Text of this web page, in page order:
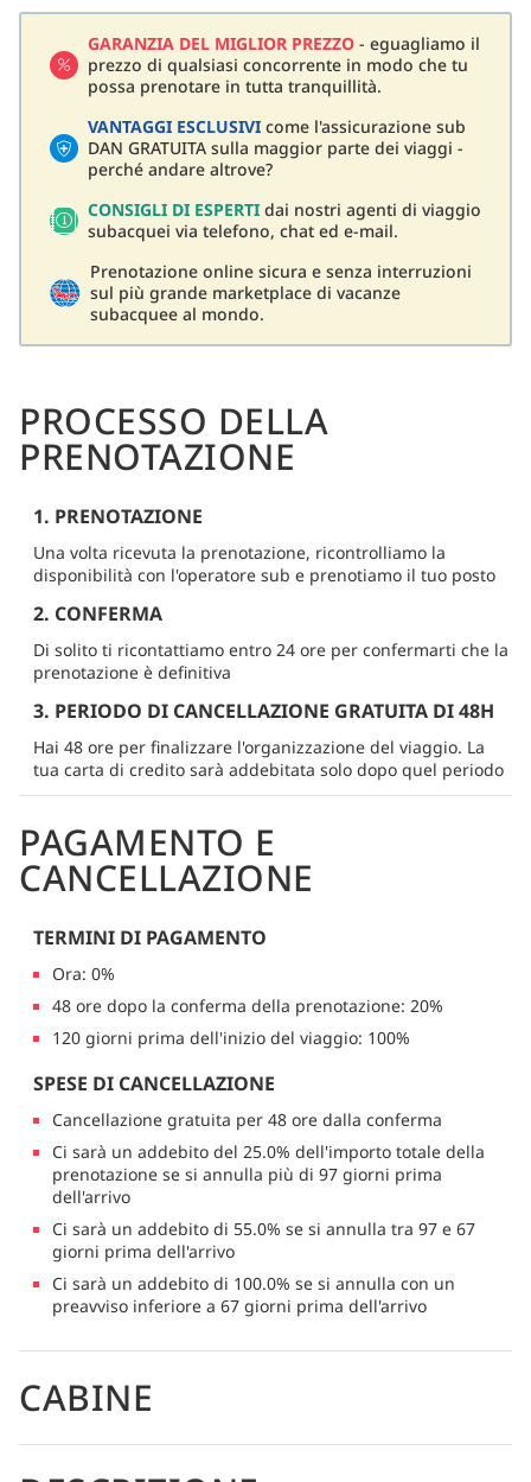
GARANZIA DEL MIGLIOR PREZZO - eguagliamo il
prezzo di qualsiasi concorrente in modo che tu
possa prenotare in tutta tranquillità.
VANTAGGI ESCLUSIVI come l'assicurazione sub
DAN GRATUITA sulla maggior parte dei viaggi -
perché andare altrove?
CONSIGLI DI ESPERTI dai nostri agenti di viaggio
subacquei via telefono, chat ed e-mail.
Prenotazione online sicura e senza interruzioni
sul più grande marketplace di vacanze
subacquee al mondo.
PROCESSO DELLA
PRENOTAZIONE
1. PRENOTAZIONE
Una volta ricevuta la prenotazione, ricontrolliamo la
disponibilità con l'operatore sub e prenotiamo il tuo posto
2. CONFERMA
Di solito ti ricontattiamo entro 24 ore per confermarti che la
prenotazione è definitiva
3. PERIODO DI CANCELLAZIONE GRATUITA DI 48H
Hai 48 ore per finalizzare l'organizzazione del viaggio. La
tua carta di credito sarà addebitata solo dopo quel periodo
PAGAMENTO E
CANCELLAZIONE
TERMINI DI PAGAMENTO
Ora: 0%
48 ore dopo la conferma della prenotazione: 20%
120 giorni prima dell'inizio del viaggio: 100%
SPESE DI CANCELLAZIONE
Cancellazione gratuita per 48 ore dalla conferma
Ci sarà un addebito del 25.0% dell'importo totale della
prenotazione se si annulla più di 97 giorni prima
dell'arrivo
Ci sarà un addebito di 55.0% se si annulla tra 97 e 67
giorni prima dell'arrivo
Ci sarà un addebito di 100.0% se si annulla con un
preavviso inferiore a 67 giorni prima dell'arrivo
CABINE